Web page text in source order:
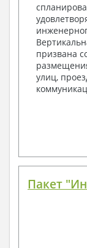
2.
Общие
Схемы
Схема
Опоры
3.
за
призвана
улиц,
Пакет